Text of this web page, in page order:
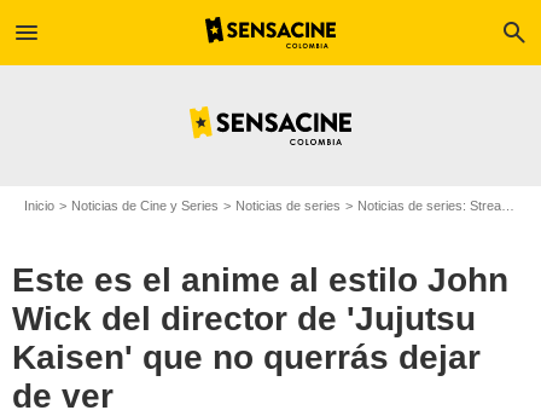
menu search
Inicio Noticias de Cine y Series Noticias de series Noticias de series: Streaming
Este es el anime al estilo John
Wick del director de 'Jujutsu
Kaisen' que no querrás dejar
de ver
HBO Max